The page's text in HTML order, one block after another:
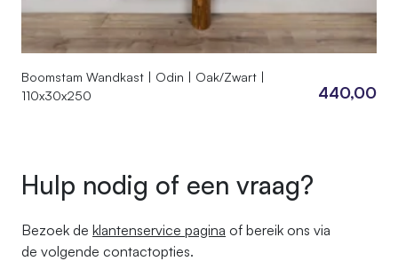
Boomstam Wandkast | Odin | Oak/Zwart |
110x30x250
440,00
Hulp nodig of een vraag?
Bezoek de klantenservice pagina of bereik ons ​​via
de volgende contactopties.